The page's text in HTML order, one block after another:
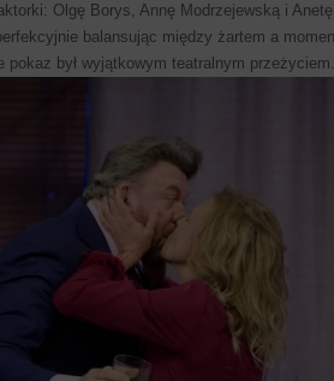
Olgę Borys, Annę Modrzejewską i
balansując między żartem a
pokaz był wyjątkowym teatralnym przeżyciem.